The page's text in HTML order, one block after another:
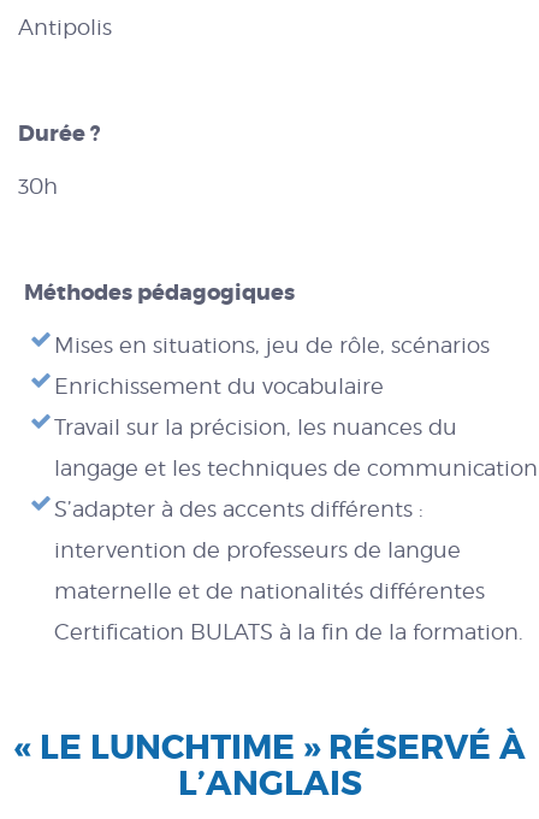
Antipolis
Durée ?
30h
Méthodes pédagogiques
Mises en situations, jeu de rôle, scénarios
Enrichissement du vocabulaire
Travail sur la précision, les nuances du
langage et les techniques de communication
S’adapter à des accents différents :
intervention de professeurs de langue
maternelle et de nationalités différentes
Certification BULATS à la fin de la formation.
« LE LUNCHTIME » RÉSERVÉ À
L’ANGLAIS